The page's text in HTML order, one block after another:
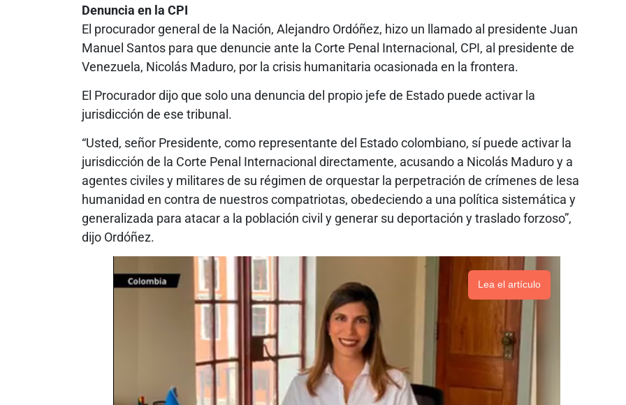
Denuncia en la CPI
El procurador general de la Nación, Alejandro Ordóñez, hizo un llamado al presidente Juan
Manuel Santos para que denuncie ante la Corte Penal Internacional, CPI, al presidente de
Venezuela, Nicolás Maduro, por la crisis humanitaria ocasionada en la frontera.
El Procurador dijo que solo una denuncia del propio jefe de Estado puede activar la
jurisdicción de ese tribunal.
“Usted, señor Presidente, como representante del Estado colombiano, sí puede activar la
jurisdicción de la Corte Penal Internacional directamente, acusando a Nicolás Maduro y a
agentes civiles y militares de su régimen de orquestar la perpetración de crímenes de lesa
humanidad en contra de nuestros compatriotas, obedeciendo a una política sistemática y
generalizada para atacar a la población civil y generar su deportación y traslado forzoso”,
dijo Ordóñez.
Lea el artículo